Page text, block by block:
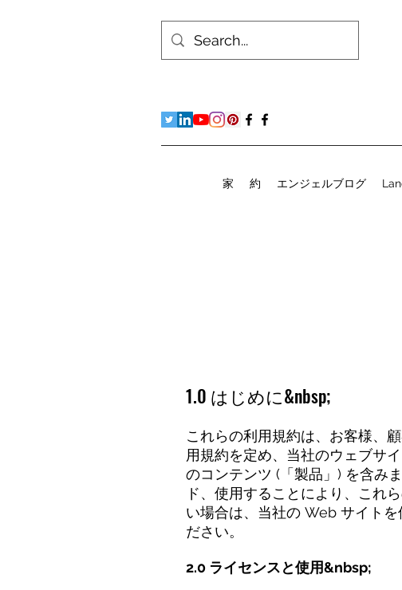
家 約 エンジェルブログ
1.0 はじめに&nbsp;
これらの利用規約は、お客様、
用規約を定め、当社のウェブサ
のコンテンツ (「製品」) を含み
ド、使用することにより、これ
い場合は、当社の Web サイト
ださい。
2.0 ライセンスと使用&nbsp;